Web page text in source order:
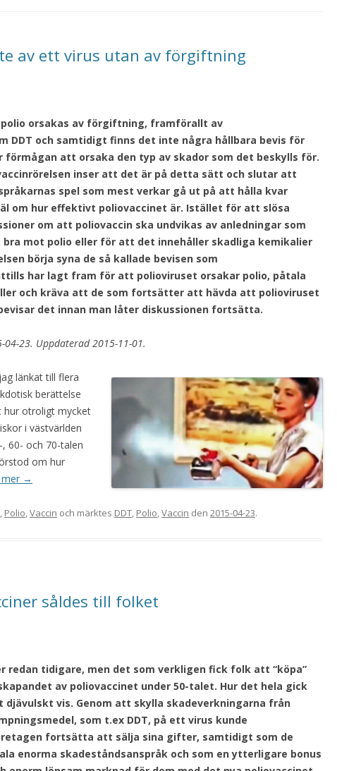
av ett virus utan av förgiftning
orsakas av förgiftning, framförallt av
DDT och samtidigt finns det inte några hållbara bevis för
förmågan att orsaka den typ av skador som det beskylls för.
inser att det är på detta sätt och slutar att
spel som mest verkar gå ut på att hålla kvar
om hur effektivt poliovaccinet är. Istället för att slösa
om att poliovaccin ska undvikas av anledningar som
mot polio eller för att det innehåller skadliga kemikalier
börja syna de så kallade bevisen som
har lagt fram för att polioviruset orsakar polio, påtala
och kräva att de som fortsätter att hävda att polioviruset
det innan man låter diskussionen fortsätta.
04-23. Uppdaterad 2015-11-01.
länkat till flera
berättelse
hur otroligt mycket
i västvärlden
60- och 70-talen
om hur
→
, Polio,Vaccin och märktes DDT, Polio,Vaccin den 2015-04-23.
såldes till folket
redan tidigare, men det som verkligen fick folk att “köpa”
av poliovaccinet under 50-talet. Hur det hela gick
vis. Genom att skylla skadeverkningarna från
som t.ex DDT, på ett virus kunde
fortsätta att sälja sina gifter, samtidigt som de
enorma skadeståndsanspråk och som en ytterligare bonus